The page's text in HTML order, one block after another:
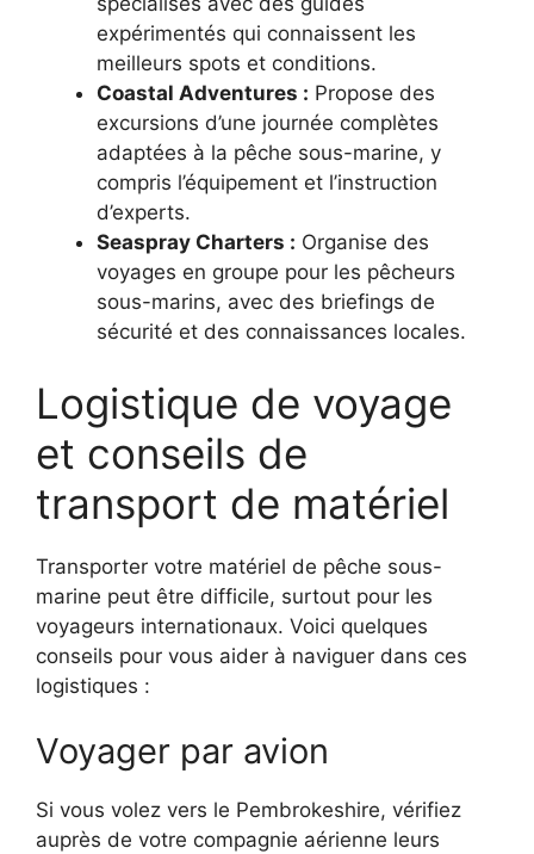
expérimentés qui connaissent les
meilleurs spots et conditions.
Coastal Adventures : Propose des
excursions d’une journée complètes
adaptées à la pêche sous-marine, y
compris l’équipement et l’instruction
d’experts.
Seaspray Charters : Organise des
voyages en groupe pour les pêcheurs
sous-marins, avec des briefings de
sécurité et des connaissances locales.
Logistique de voyage
et conseils de
transport de matériel
Transporter votre matériel de pêche sous-
marine peut être difficile, surtout pour les
voyageurs internationaux. Voici quelques
conseils pour vous aider à naviguer dans ces
logistiques :
Voyager par avion
Si vous volez vers le Pembrokeshire, vérifiez
auprès de votre compagnie aérienne leurs